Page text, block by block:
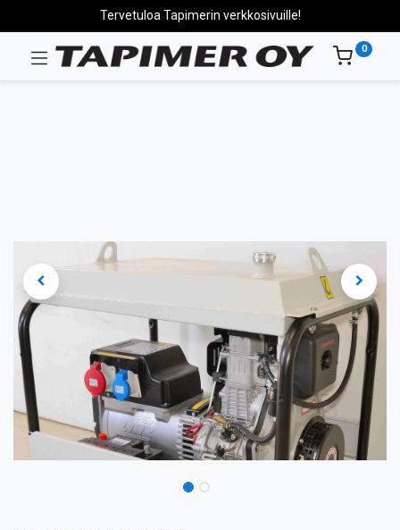
Tervetuloa Tapimerin verkkosivuille!
0